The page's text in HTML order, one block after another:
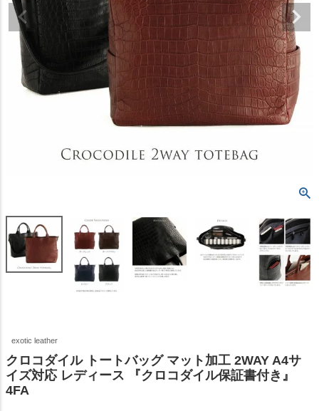
exotic leather
クロコダイル トートバッグ マット加工 2WAY A4サ
イズ対応 レディース 『クロコダイル保証書付き』
4FA